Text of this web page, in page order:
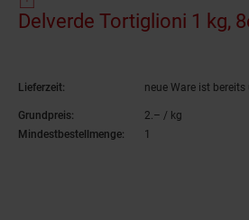
Delverde Tortiglioni 1 kg,
Lieferzeit: neue Ware ist
Grundpreis: 2.– / kg
Mindestbestellmenge:
1